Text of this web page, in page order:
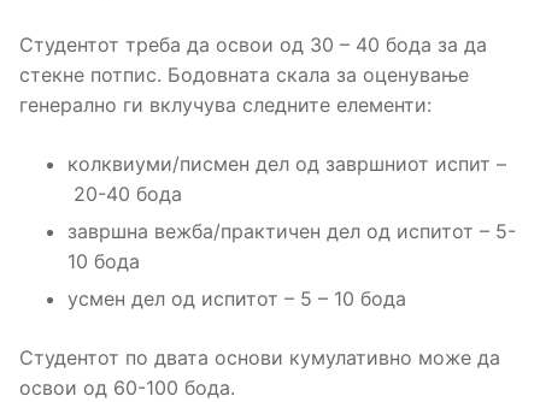
Студентот треба да освои од 30 – 40 бода за да
стекне потпис. Бодовната скала за оценување
генерално ги вклучува следните елементи:
колквиуми/писмен дел од завршниот испит –
20-40 бода
завршна вежба/практичен дел од испитот – 5-
10 бода
усмен дел од испитот – 5 – 10 бода
Студентот по двата основи кумулативно може да
освои од 60-100 бода.